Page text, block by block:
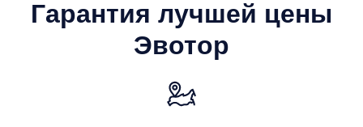
Гарантия лучшей цены
Эвотор